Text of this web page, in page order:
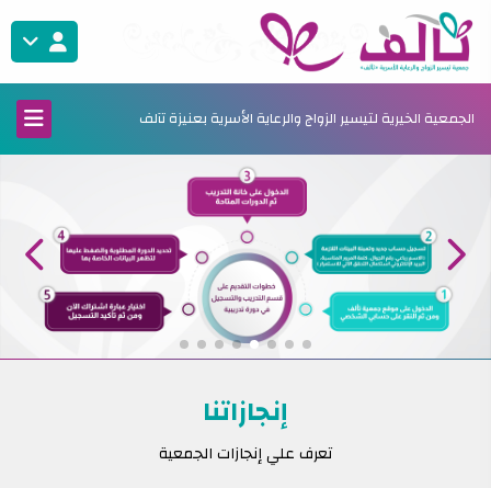
الجمعية الخيرية لتيسير الزواج والرعاية الأسرية بعنيزة تآلف
إنجازاتنا
تعرف علي إنجازات الجمعية